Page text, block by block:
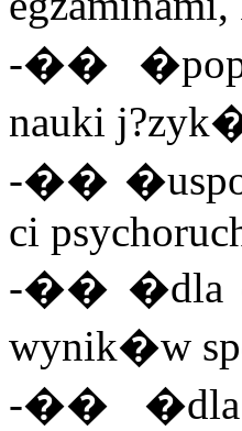
-��
nauki
-��
ci
-�� �dla
wynik�w
-�� �dla